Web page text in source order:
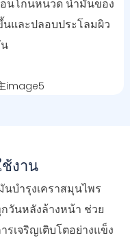
อนโกนหนวด น้ำมันของ
และปลอบประโลมผิว
งาน
นบำรุงเคราสมุนไพร
กวันหลังล้างหน้า ช่วย
เจริญเติบโตอย่างแข็ง